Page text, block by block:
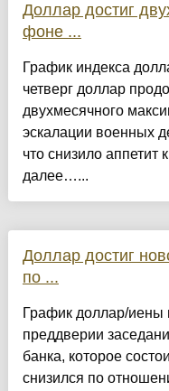
Доллар достиг
фоне ...
График индекса
четверг доллар
двухмесячного
эскалации военных
что снизило аппетит
далее…...
Доллар достиг
по ...
График доллар/иены
преддверии
банка, которое
снизился по